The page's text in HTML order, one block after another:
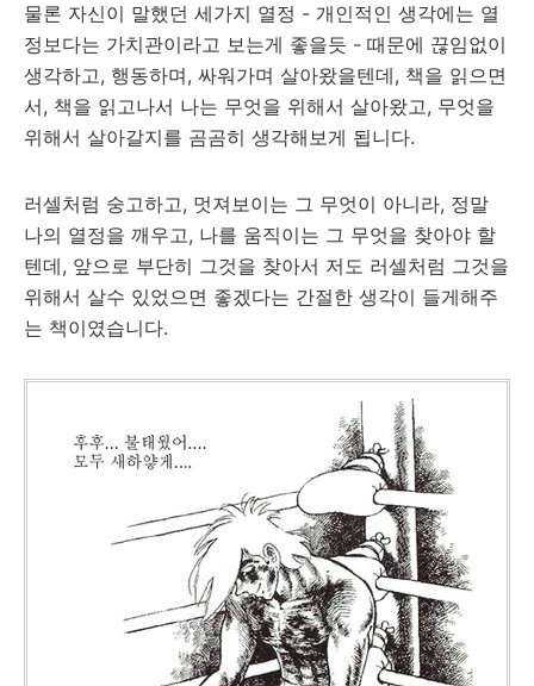
물론 자신이 말했던 세가지 열정 - 개인적인 생각에는 열
정보다는 가치관이라고 보는게 좋을듯 - 때문에 끊임없이
생각하고, 행동하며, 싸워가며 살아왔을텐데, 책을 읽으면
서, 책을 읽고나서 나는 무엇을 위해서 살아왔고, 무엇을
위해서 살아갈지를 곰곰히 생각해보게 됩니다.
러셀처럼 숭고하고, 멋져보이는 그 무엇이 아니라, 정말
나의 열정을 깨우고, 나를 움직이는 그 무엇을 찾아야 할
텐데, 앞으로 부단히 그것을 찾아서 저도 러셀처럼 그것을
위해서 살수 있었으면 좋겠다는 간절한 생각이 들게해주
는 책이였습니다.